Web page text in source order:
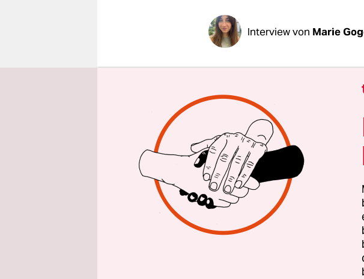
Interview von Marie
taz: Frau Fleischhauer,
Straße und für den
Klimaschutz zu kämpfen?
Yantin Fleischhauer:
Wir
ganz verschiedener
mit der Stadt einen Platz
werden auch unsere
das als Erfolg, andere